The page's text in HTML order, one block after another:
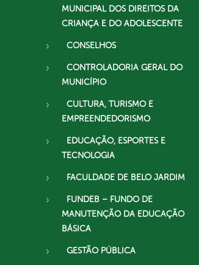
MUNICIPAL DOS DIREITOS DA
CRIANÇA E DO ADOLESCENTE
CONSELHOS
CONTROLADORIA GERAL DO
MUNICÍPIO
CULTURA, TURISMO E
EMPREENDEDORISMO
EDUCAÇÃO, ESPORTES E
TECNOLOGIA
FACULDADE DE BELO JARDIM
FUNDEB – FUNDO DE
MANUTENÇÃO DA EDUCAÇÃO
BÁSICA
GESTÃO PÚBLICA